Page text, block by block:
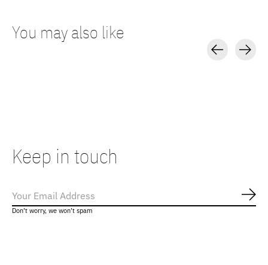
You may also like
Keep in touch
Don’t worry, we won’t spam